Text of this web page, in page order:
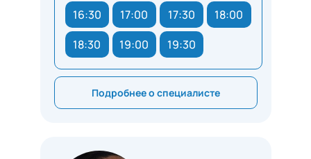
16:30 17:00 17:30
18:00
18:30
19:00 19:30
Подробнее о специалисте